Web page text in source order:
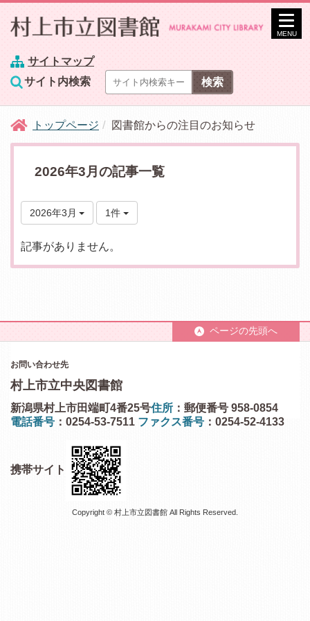
サイトマップ
サイト内検索
MENU
トップページ 図書館からの注目のお知らせ
2026年3月の記事一覧
2026年3月 1件
記事がありません。
ページの先頭へ
お問い合わせ先
村上市立中央図書館
住所 ：郵便番号 958-0854
新潟県村上市田端町4番25号
電話番号 ：0254-53-7511 ファクス番号 ：0254-52-4133
携帯サイト
Copyright © 村上市立図書館 All Rights Reserved.